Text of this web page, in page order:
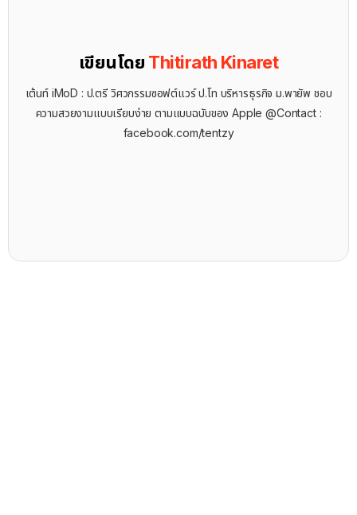
เขียนโดย Thitirath Kinaret
เต้นท์ iMoD : ป.ตรี วิศวกรรมซอฟต์แวร์ ป.โท บริหารธุรกิจ ม.พายัพ ชอบ
ความสวยงามแบบเรียบง่าย ตามแบบฉบับของ Apple @Contact :
facebook.com/tentzy